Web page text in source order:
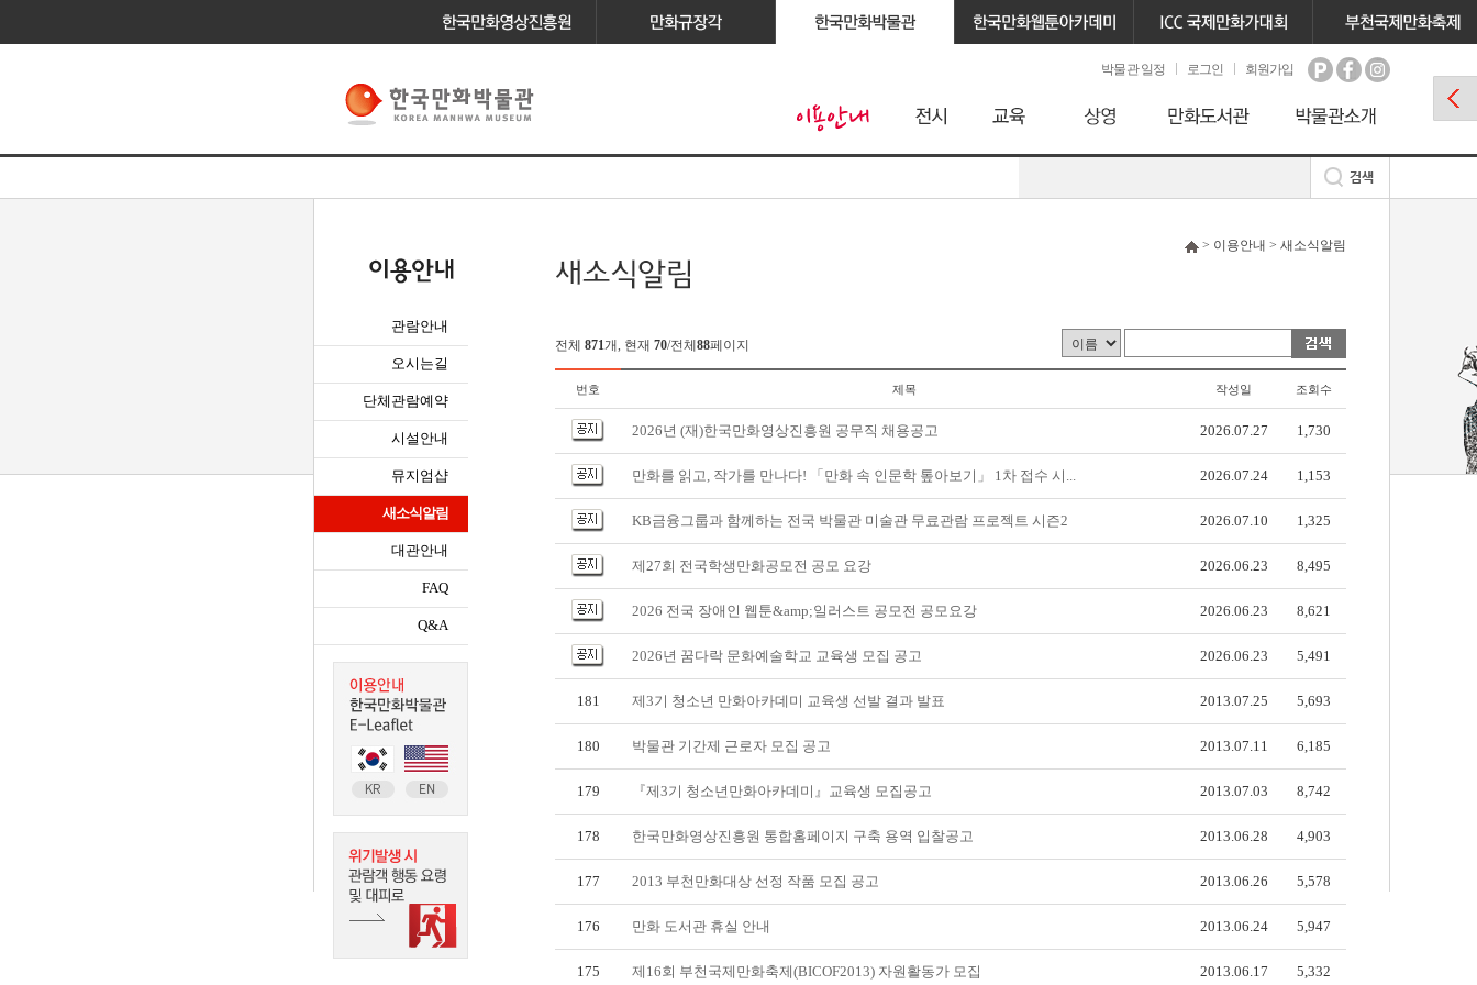
박물관 일정 로그인 회원가입
관람안내
오시는길
단체관람예약
시설안내
뮤지엄샵
새소식알림
대관안내
FAQ
Q&A
> 이용안내 > 새소식알림
전체 871개, 현재 70/전체 88페이지
번호 제목 작성일 조회수
2026년 (재)한국만화영상진흥원 공무직 채용공고 2026.07.27 1,730
만화를 읽고, 작가를 만나다! 「만화 속 인문학 톺아보기」 1차 접수 시... 2026.07.24 1,153
KB금융그룹과 함께하는 전국 박물관 미술관 무료관람 프로젝트 시즌2 2026.07.10 1,325
제27회 전국학생만화공모전 공모 요강 2026.06.23 8,495
2026 전국 장애인 웹툰&amp;일러스트 공모전 공모요강 2026.06.23 8,621
2026년 꿈다락 문화예술학교 교육생 모집 공고 2026.06.23 5,491
181 제3기 청소년 만화아카데미 교육생 선발 결과 발표 2013.07.25 5,693
180 박물관 기간제 근로자 모집 공고 2013.07.11 6,185
179 『제3기 청소년만화아카데미』교육생 모집공고 2013.07.03 8,742
178 한국만화영상진흥원 통합홈페이지 구축 용역 입찰공고 2013.06.28 4,903
177 2013 부천만화대상 선정 작품 모집 공고 2013.06.26 5,578
176 만화 도서관 휴실 안내 2013.06.24 5,947
175 제16회 부천국제만화축제(BICOF2013) 자원활동가 모집 2013.06.17 5,332